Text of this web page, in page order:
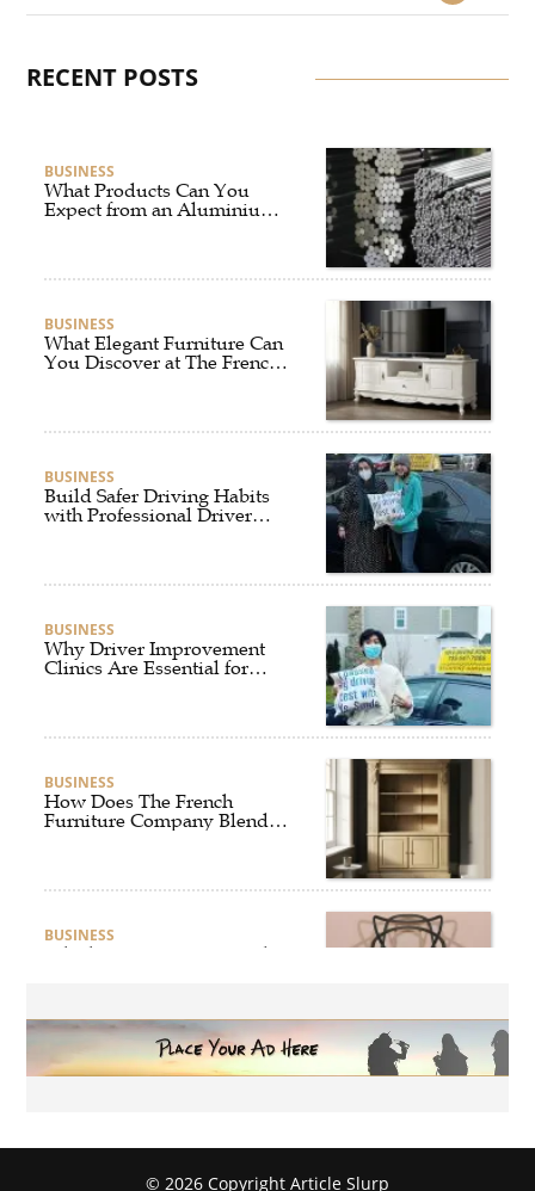
RECENT POSTS
BUSINESS
What Products Can You
Expect from an Aluminium
BUSINESS
What Elegant Furniture Can
You Discover at The French
BUSINESS
Build Safer Driving Habits
with Professional Driver
BUSINESS
Why Driver Improvement
Clinics Are Essential for
BUSINESS
How Does The French
Furniture Company Blend
BUSINESS
Which Interior Design Styles
Choice for Modern Vapers
© 2026 Copyright Article Slurp